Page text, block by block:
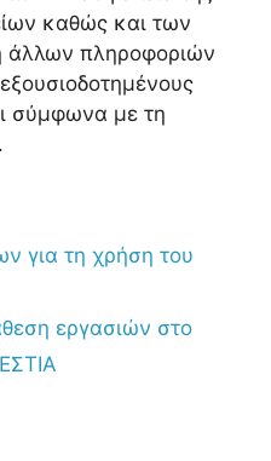
καθώς και των
άλλων πληροφοριών
σύμφωνα με τη
για τη χρήση του
εργασιών στο